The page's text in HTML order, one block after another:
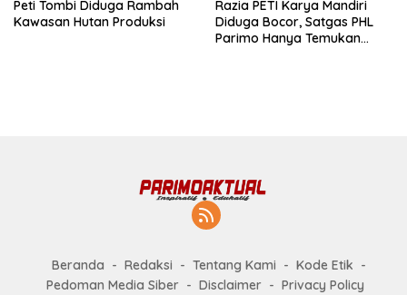
Peti Tombi Diduga Rambah
Kawasan Hutan Produksi
Razia PETI Karya Mandiri
Diduga Bocor, Satgas PHL
Parimo Hanya Temukan
Beranda Redaksi Tentang Kami
Kode Etik
Pedoman Media Siber
Disclaimer
Privacy Policy